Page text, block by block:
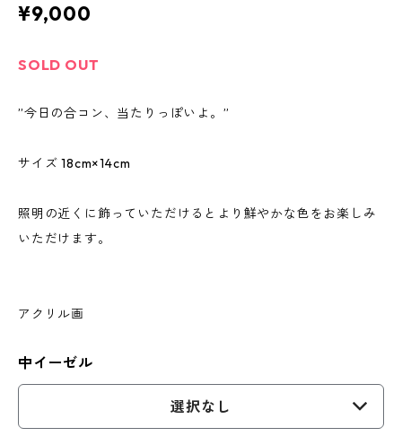
¥9,000
SOLD OUT
”今日の合コン、当たりっぽいよ。”
サイズ 18cm×14cm
照明の近くに飾っていただけるとより鮮やかな色をお楽しみ
いただけます。
アクリル画
中イーゼル
選択なし